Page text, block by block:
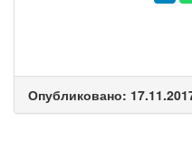
Опубликовано: